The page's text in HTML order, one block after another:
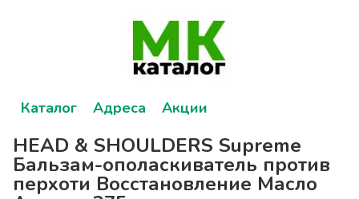
Каталог Адреса Акции
HEAD & SHOULDERS Supreme
Бальзам-ополаскиватель против
перхоти Восстановление Масло